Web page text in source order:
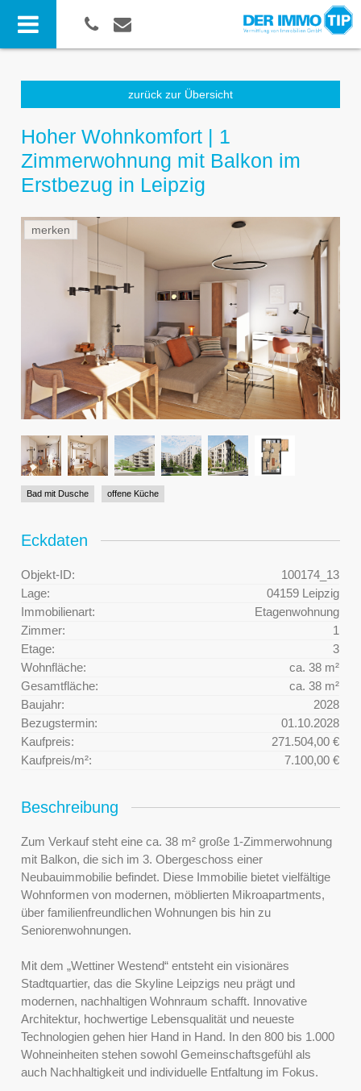
zurück zur Übersicht
Hoher Wohnkomfort | 1
Zimmerwohnung mit Balkon im
Erstbezug in Leipzig
merken
Bad mit Dusche offene Küche
Eckdaten
Objekt-ID:
100174_13
Lage:
04159 Leipzig
Immobilienart:
Etagenwohnung
Zimmer:
1
Etage:
3
Wohnfläche:
ca. 38 m²
Gesamtfläche:
ca. 38 m²
Baujahr:
2028
Bezugstermin:
01.10.2028
Kaufpreis:
271.504,00 €
Kaufpreis/m²:
7.100,00 €
Beschreibung
Zum Verkauf steht eine ca. 38 m² große 1-Zimmerwohnung
mit Balkon, die sich im 3. Obergeschoss einer
Neubauimmobilie befindet. Diese Immobilie bietet vielfältige
Wohnformen von modernen, möblierten Mikroapartments,
über familienfreundlichen Wohnungen bis hin zu
Seniorenwohnungen.
Mit dem „Wettiner Westend“ entsteht ein visionäres
Stadtquartier, das die Skyline Leipzigs neu prägt und
modernen, nachhaltigen Wohnraum schafft. Innovative
Architektur, hochwertige Lebensqualität und neueste
Technologien gehen hier Hand in Hand. In den 800 bis 1.000
Wohneinheiten stehen sowohl Gemeinschaftsgefühl als
auch Nachhaltigkeit und individuelle Entfaltung im Fokus.